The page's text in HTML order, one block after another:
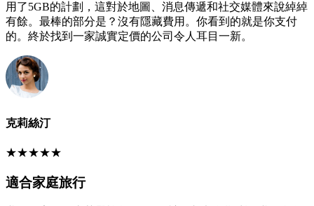
用了5GB的計劃，這對於地圖、消息傳遞和社交媒體來說綽綽
有餘。最棒的部分是？沒有隱藏費用。你看到的就是你支付
的。終於找到一家誠實定價的公司令人耳目一新。
克莉絲汀
★★★★★
適合家庭旅行